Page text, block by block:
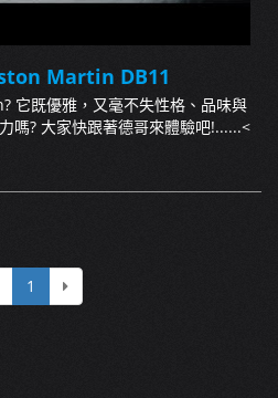
Martin DB11
它既優雅，又毫不失性格、品味與
嗎? 大家快跟著德哥來體驗吧!......<
1